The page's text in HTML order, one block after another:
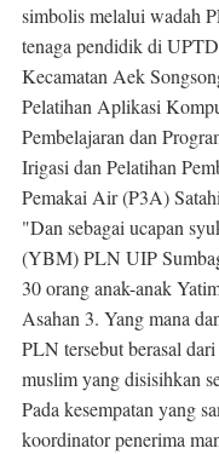
simbolis melalui wadah
tenaga pendidik di
Kecamatan Aek
Pelatihan Aplikasi
Pembelajaran dan
Irigasi dan Pelatihan
Pemakai Air (P3A)
"Dan sebagai ucapan
(YBM) PLN UIP
30 orang anak-anak
Asahan 3. Yang mana
PLN tersebut berasal
muslim yang disisihkan
Pada kesempatan yang
koordinator penerima